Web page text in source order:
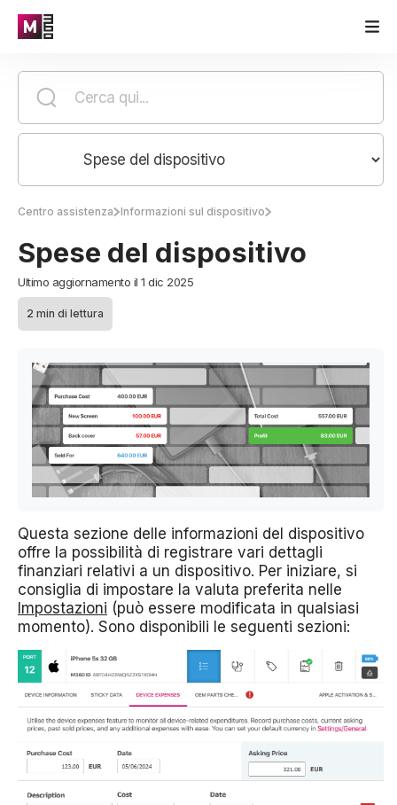
Centro assistenza Informazioni sul dispositivo
Spese del dispositivo
Ultimo aggiornamento il 1 dic 2025
2 min di lettura
Questa sezione delle informazioni del dispositivo
offre la possibilità di registrare vari dettagli
finanziari relativi a un dispositivo. Per iniziare, si
consiglia di impostare la valuta preferita nelle
Impostazioni (può essere modificata in qualsiasi
momento). Sono disponibili le seguenti sezioni: